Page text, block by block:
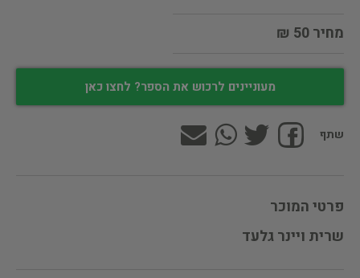
מחיר 50 ₪
מעוניינים לרכוש את הספר? לחצו כאן
שתף
פרטי המוכר
שרית ויינר גלעד